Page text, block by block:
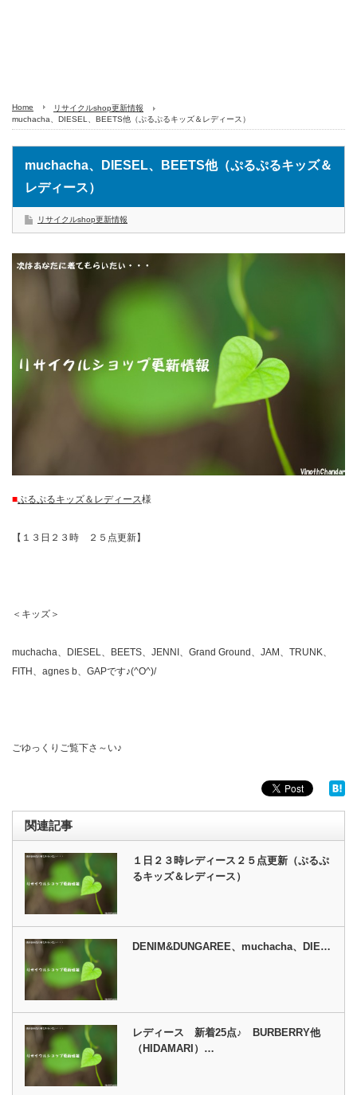
Home
リサイクルshop更新情報
muchacha、DIESEL、BEETS他（ぷるぷるキッズ＆レディース）
muchacha、DIESEL、BEETS他（ぷるぷるキッズ＆
レディース）
リサイクルshop更新情報
■ぷるぷるキッズ＆レディース様
【１３日２３時 ２５点更新】
＜キッズ＞
muchacha、DIESEL、BEETS、JENNI、Grand Ground、JAM、TRUNK、
FITH、agnes b、GAPです♪(^O^)/
ごゆっくりご覧下さ～い♪
関連記事
１日２３時レディース２５点更新（ぷるぷ
るキッズ＆レディース）
DENIM&DUNGAREE、muchacha、DIE…
レディース 新着25点♪ BURBERRY他
（HIDAMARI）…